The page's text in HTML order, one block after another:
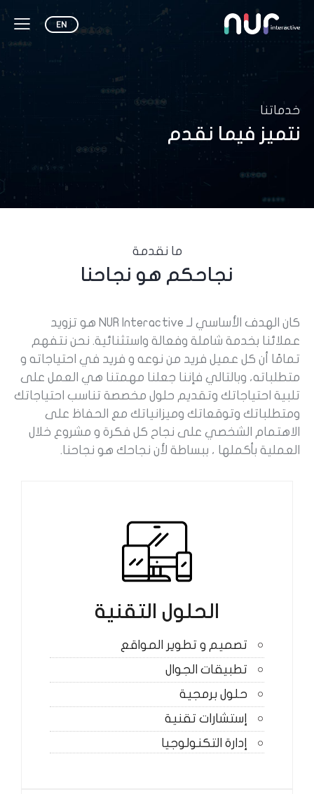
خدماتنا
نتميز فيما نقدم
ما نقدمة
نجاحكم هو نجاحنا
كان الهدف الأساسي لـ NUR Interactive هو تزويد
عملائنا بخدمة شاملة وفعالة واستثنائية. نحن نتفهم
تمامًا أن كل عميل فريد من نوعه و فريد في احتياجاته و
متطلباته، وبالتالي فإننا جعلنا مهمتنا هي العمل على
تلبية احتياجاتك وتقديم حلول مخصصة تناسب احتياجاتك
ومتطلباتك وتوقعاتك وميزانياتك مع الحفاظ على
الاهتمام الشخصي على نجاح كل فكرة و مشروع خلال
العملية بأكملها ، ببساطة لأن نجاحك هو نجاحنا.
الحلول التقنية
تصميم و تطوير المواقع
تطبيقات الجوال
حلول برمجية
إستشارات تقنية
إدارة التكنولوجيا